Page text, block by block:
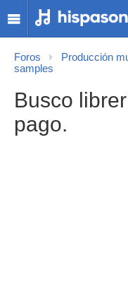
Foros Producción
samples
Busco
pago.